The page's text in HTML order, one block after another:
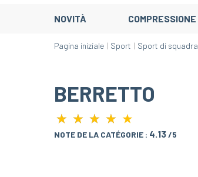
NOVITÀ COMPRESSIONE
Pagina iniziale Sport Sport di squadra
BERRETTO
★ ★ ★ ★
★ ★ ★ ★ ★
NOTE DE LA CATÉGORIE : 4.13/5